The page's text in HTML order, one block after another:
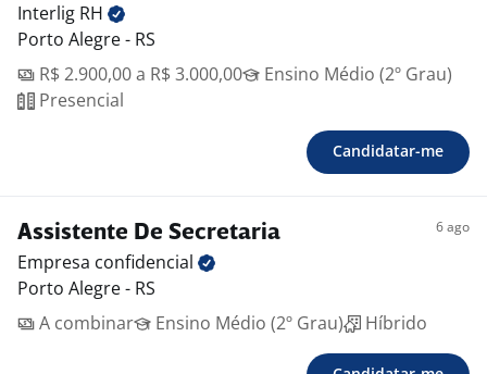
Interlig RH
Porto Alegre - RS
R$ 2.900,00 a R$ 3.000,00
Ensino Médio (2º Grau)
Presencial
Candidatar-me
Assistente De Secretaria 6 ago
Empresa confidencial
Porto Alegre - RS
A combinar
Ensino Médio (2º Grau) Híbrido